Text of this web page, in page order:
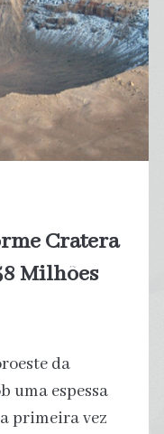
Cratera
Milhões
da
uma espessa
primeira vez